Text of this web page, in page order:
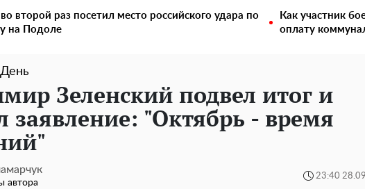
второй раз посетил место российского удара по
на Подоле
Как участник
оплату
День
Зеленский подвел итог и
заявление: "Октябрь - время
автора
23:40 28.09